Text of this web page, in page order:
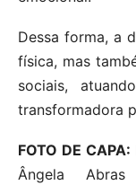
Dessa forma, a
física, mas
sociais,
transformadora
FOTO DE CAPA:
Ângela